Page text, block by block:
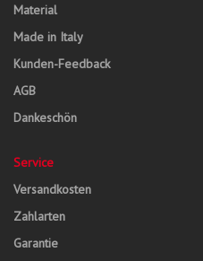
Material
Made in Italy
Kunden-Feedback
AGB
Dankeschön
Service
Versandkosten
Zahlarten
Garantie